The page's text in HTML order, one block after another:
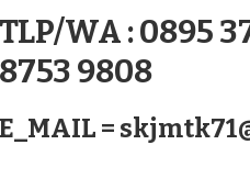
TLP/WA : 0895
8753 9808
E_MAIL =